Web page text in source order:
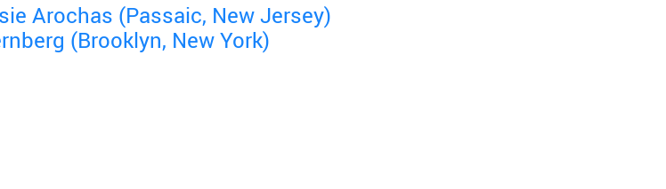
Arochas (Passaic, New Jersey)
(Brooklyn, New York)